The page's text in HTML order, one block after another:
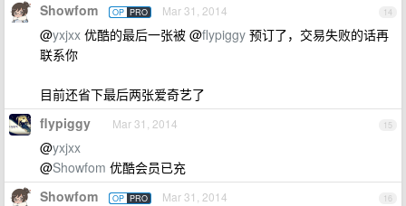
14
Showfom OP PRO Mar 31, 2014
@yxjxx 优酷的最后一张被 @flypiggy 预订了，交易失败的话再
联系你
目前还省下最后两张爱奇艺了
15
flypiggy Mar 31, 2014
@yxjxx
@Showfom 优酷会员已充
16
Showfom OP PRO Mar 31, 2014